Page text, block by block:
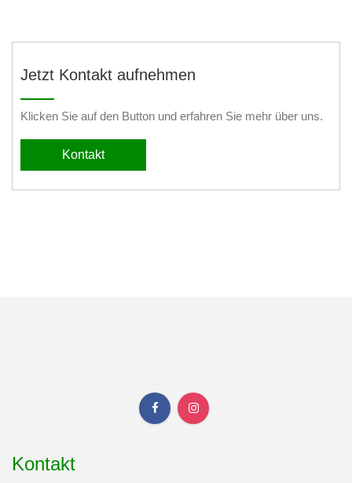
Jetzt Kontakt aufnehmen
Klicken Sie auf den Button und erfahren Sie mehr über uns.
Kontakt
Kontakt